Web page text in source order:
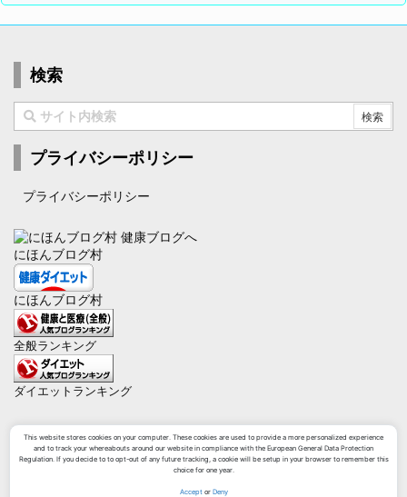
検索
プライバシーポリシー
プライバシーポリシー
にほんブログ村
にほんブログ村
全般ランキング
ダイエットランキング
This website stores cookies on your computer. These cookies are used to provide a more personalized experience
and to track your whereabouts around our website in compliance with the European General Data Protection
Regulation. If you decide to to opt-out of any future tracking, a cookie will be setup in your browser to remember this
choice for one year.
Acceptor Deny